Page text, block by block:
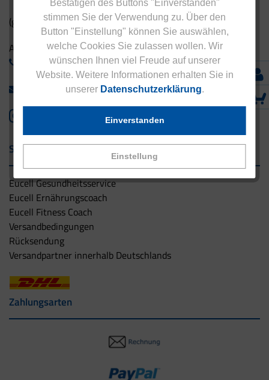
Bestätigen des Buttons "Einverstanden"
stimmen Sie der Verwendung zu. Über den
Button "Einstellung" können Sie auswählen,
welche Cookies Sie zulassen wollen. Wir
wünschen Ihnen viel Freude auf unserer
Website. Weitere Informationen erhalten Sie in
unserer Datenschutzerklärung.
Einstellung
Einverstanden
(gebührenfrei aus Deutschland)
Ausland:
+49 - 5042 940 660
info@eucell.de
Service & Versand
Eucell Gesundheitsservice
Eucell Ernährungscoach
Eucell Fitness Coach
Versandbedingungen
Rücksendung
Versandpartner innerhalb Deutschlands
Zahlungsarten